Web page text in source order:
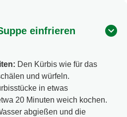
einfrieren
Den Kürbis wie für das
und würfeln.
in etwas
20 Minuten weich kochen.
abgießen und die